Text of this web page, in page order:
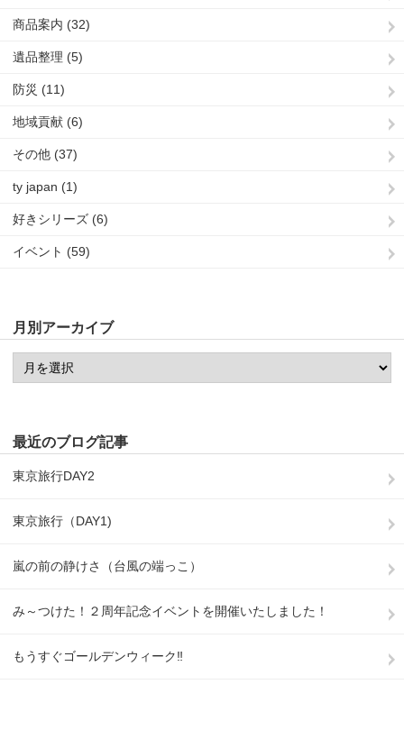
商品案内 (32)
遺品整理 (5)
防災 (11)
地域貢献 (6)
その他 (37)
ty japan (1)
好きシリーズ (6)
イベント (59)
月別アーカイブ
最近のブログ記事
東京旅行DAY2
東京旅行（DAY1)
嵐の前の静けさ（台風の端っこ）
み～つけた！２周年記念イベントを開催いたしました！
もうすぐゴールデンウィーク‼